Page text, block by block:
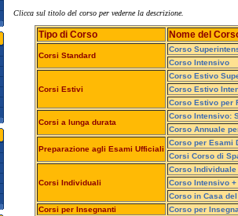
Clicca sul titolo del corso per vederne la descrizione.
Tipo di Corso Nome del
Corsi Standard
Corso
Corso Intensivo
Corsi Estivi
Corso Estivo
Corso Estivo
Corso Estivo per
Corsi a lunga durata
Corso Intensivo:
Corso Annuale
Preparazione agli Esami Ufficiali
Corso per Esami
Corsi Corso di
Corsi Individuali
Corso Individuale
Corso Intensivo
Corso in Casa
Corsi per Insegnanti
Corso per